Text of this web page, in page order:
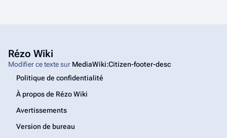
Rézo Wiki
Modifier ce texte sur MediaWiki:Citizen-footer-desc
Politique de confidentialité
À propos de Rézo Wiki
Avertissements
Version de bureau